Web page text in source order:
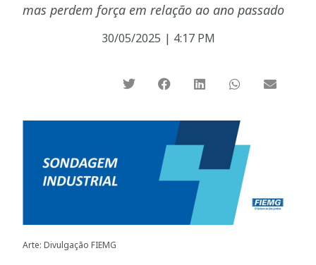
mas perdem força em relação ao ano passado
30/05/2025 | 4:17 PM
Arte: Divulgação FIEMG